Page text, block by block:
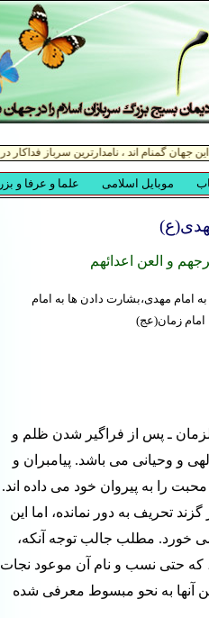
و العن اعدائهم
ـ پس از فراگیر شدن ظلم و
و وحیانی می باشد. پیامبران و
را به پیروان خود می داده اند.
تحریف به دور نمانده، اما این
خورد. مطلب جالب توجه آنکه،
که حتی نسب و نام آن موعود نجات
آنها به نحو مبسوط معرفی شده
امام مهدی،بشارت دادن ها به امام
امام زمان(عج)